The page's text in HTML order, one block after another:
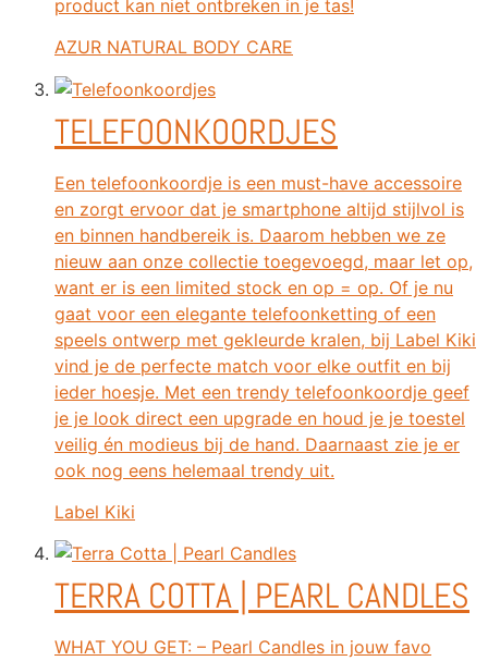
product kan niet ontbreken in je tas!
AZUR NATURAL BODY CARE
TELEFOONKOORDJES
Een telefoonkoordje is een must-have accessoire
en zorgt ervoor dat je smartphone altijd stijlvol is
en binnen handbereik is. Daarom hebben we ze
nieuw aan onze collectie toegevoegd, maar let op,
want er is een limited stock en op = op. Of je nu
gaat voor een elegante telefoonketting of een
speels ontwerp met gekleurde kralen, bij Label Kiki
vind je de perfecte match voor elke outfit en bij
ieder hoesje. Met een trendy telefoonkoordje geef
je je look direct een upgrade en houd je je toestel
veilig én modieus bij de hand. Daarnaast zie je er
ook nog eens helemaal trendy uit.
Label Kiki
TERRA COTTA | PEARL CANDLES
WHAT YOU GET: – Pearl Candles in jouw favo